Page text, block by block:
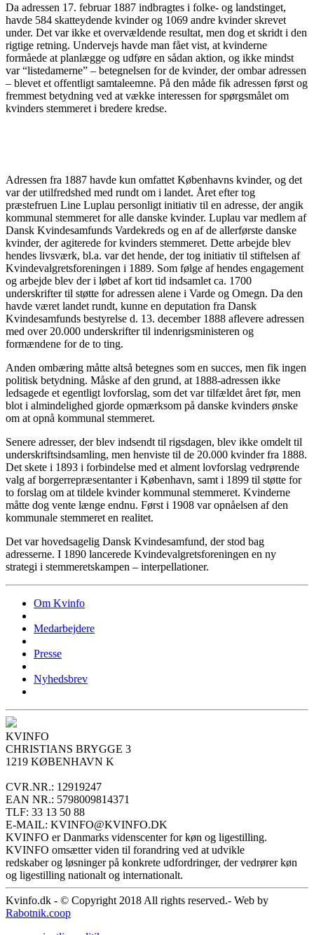
Da adressen 17. februar 1887 indbragtes i folke- og landstinget,
havde 584 skatteydende kvinder og 1069 andre kvinder skrevet
under. Det var ikke et overvældende resultat, men dog et skridt i den
rigtige retning. Undervejs havde man fået vist, at kvinderne
formåede at planlægge og udføre en sådan aktion, og ikke mindst
var “listedamerne” – betegnelsen for de kvinder, der ombar adressen
– blevet et offentligt samtaleemne. På den måde fik adressen først og
fremmest betydning ved at vække interessen for spørgsmålet om
kvinders stemmeret i bredere kredse.
Adressen fra 1887 havde kun omfattet Københavns kvinder, og det
var der utilfredshed med rundt om i landet. Året efter tog
præstefruen Line Luplau personligt initiativ til en adresse, der angik
kommunal stemmeret for alle danske kvinder. Luplau var medlem af
Dansk Kvindesamfunds Vardekreds og en af de allerførste danske
kvinder, der agiterede for kvinders stemmeret. Dette arbejde blev
hendes livsværk, bl.a. var det hende, der tog initiativ til stiftelsen af
Kvindevalgretsforeningen i 1889. Som følge af hendes engagement
og arbejde blev der i løbet af kort tid indsamlet ca. 1700
underskrifter til støtte for adressen alene i Varde og Omegn. Da den
havde været landet rundt, kunne en deputation fra Dansk
Kvindesamfunds bestyrelse d. 13. december 1888 aflevere adressen
med over 20.000 underskrifter til indenrigsministeren og
formændene for de to ting.
Anden ombæring måtte altså betegnes som en succes, men fik ingen
politisk betydning. Måske af den grund, at 1888-adressen ikke
ledsagede et egentligt lovforslag, som det var tilfældet året før, men
blot i almindelighed gjorde opmærksom på danske kvinders ønske
om at opnå kommunal stemmeret.
Senere adresser, der blev indsendt til rigsdagen, blev ikke omdelt til
underskriftsindsamling, men henviste til de 20.000 kvinder fra 1888.
Det skete i 1893 i forbindelse med et alment lovforslag vedrørende
valg af borgerrepræsentanter i København, samt i 1899 til støtte for
to forslag om at tildele kvinder kommunal stemmeret. Kvinderne
måtte dog vente længe endnu. Først i 1908 var opnåelsen af den
kommunale stemmeret en realitet.
Det var hovedsagelig Dansk Kvindesamfund, der stod bag
adresserne. I 1890 lancerede Kvindevalgretsforeningen en ny
strategi i stemmeretskampen – interpellationer.
Om Kvinfo
Medarbejdere
Presse
Nyhedsbrev
KVINFO
CHRISTIANS BRYGGE 3
1219 KØBENHAVN K
CVR.NR.: 12919247
EAN NR.: 5798009814371
TLF: 33 13 50 88
E-MAIL: KVINFO@KVINFO.DK
KVINFO er Danmarks videnscenter for køn og ligestilling.
KVINFO omsætter viden til forandring ved at udvikle
redskaber og løsninger på konkrete udfordringer, der vedrører køn
og ligestilling nationalt og internationalt.
Kvinfo.dk - © Copyright 2018 All rights reserved.- Web by
Rabotnik.coop